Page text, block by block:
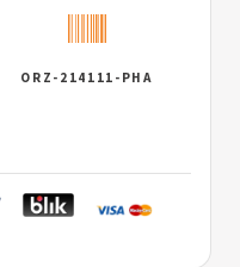
ORZ-214111-PHA